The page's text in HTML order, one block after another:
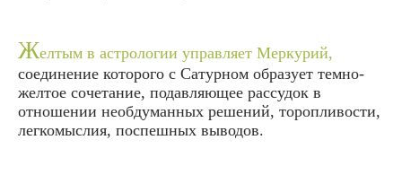
Желтым в астрологии управляет Меркурий,
соединение которого с Сатурном образует темно-
желтое сочетание, подавляющее рассудок в
отношении необдуманных решений, торопливости,
легкомыслия, поспешных выводов.